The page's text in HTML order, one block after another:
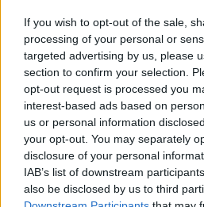
If you wish to opt-out of the sale,
processing of your personal or
targeted advertising by us, please
section to confirm your selection.
opt-out request is processed you
interest-based ads based on
us or personal information
your opt-out. You may separately
disclosure of your personal
IAB’s list of downstream
also be disclosed by us to third
me